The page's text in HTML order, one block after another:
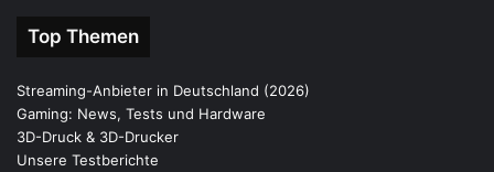
Top Themen
Streaming-Anbieter in Deutschland (2026)
Gaming: News, Tests und Hardware
3D-Druck & 3D-Drucker
Unsere Testberichte